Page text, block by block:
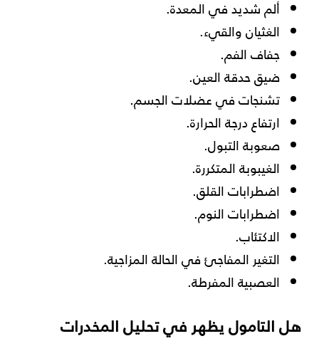
ألم شديد في المعدة.
الغثيان والقيء.
جفاف الفم.
ضيق حدقة العين.
تشنجات في عضلات الجسم.
ارتفاع درجة الحرارة.
صعوبة التبول.
الغيبوبة المتكررة.
اضطرابات القلق.
اضطرابات النوم.
الاكتئاب.
التغير المفاجئ في الحالة المزاجية.
العصبية المفرطة.
هل التامول يظهر في تحليل المخدرات